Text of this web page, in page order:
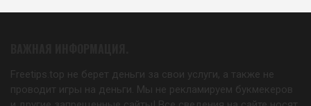
Freetips.top не берет деньги за свои услуги, а также не
проводит игры на деньги. Мы не рекламируем букмекеров